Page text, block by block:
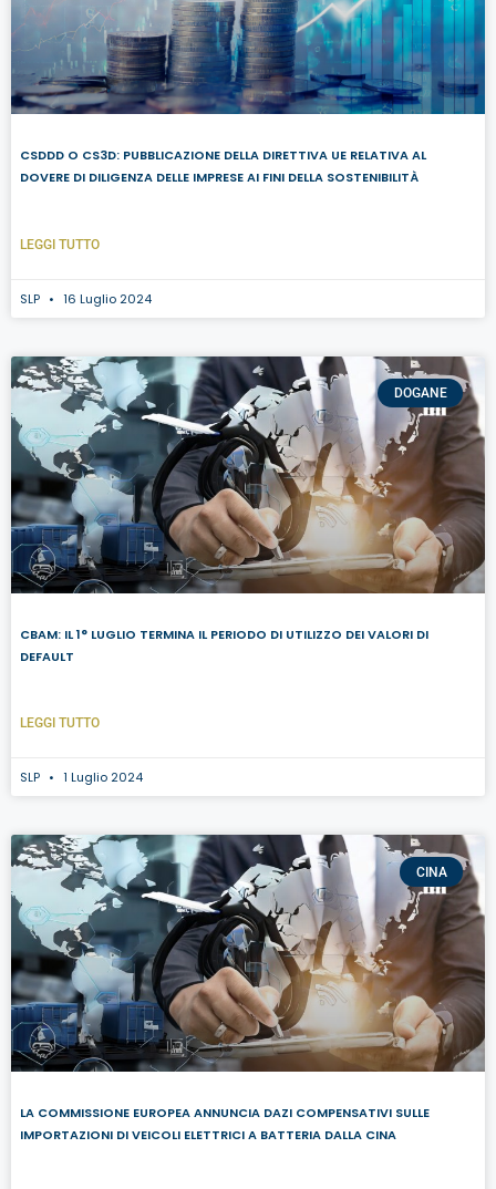
CSDDD O CS3D: PUBBLICAZIONE DELLA DIRETTIVA UE RELATIVA AL
DOVERE DI DILIGENZA DELLE IMPRESE AI FINI DELLA SOSTENIBILITÀ
LEGGI TUTTO
SLP 16 Luglio 2024
DOGANE
CBAM: IL 1° LUGLIO TERMINA IL PERIODO DI UTILIZZO DEI VALORI DI
DEFAULT
LEGGI TUTTO
SLP 1 Luglio 2024
CINA
LA COMMISSIONE EUROPEA ANNUNCIA DAZI COMPENSATIVI SULLE
IMPORTAZIONI DI VEICOLI ELETTRICI A BATTERIA DALLA CINA